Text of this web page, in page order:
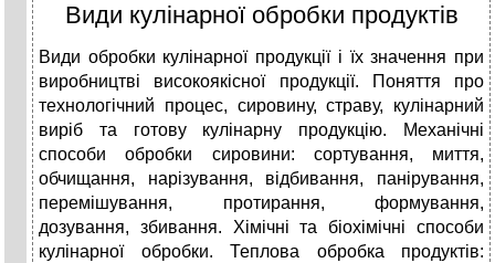
Види кулінарної обробки продуктів
Види обробки кулінарної продукції і їх значення при
виробництві високоякісної продукції. Поняття про
технологічний процес, сировину, страву, кулінарний
виріб та готову кулінарну продукцію. Механічні
способи обробки сировини: сортування, миття,
обчищання, нарізування, відбивання, панірування,
перемішування, протирання, формування,
дозування, збивання. Хімічні та біохімічні способи
кулінарної обробки. Теплова обробка продуктів: